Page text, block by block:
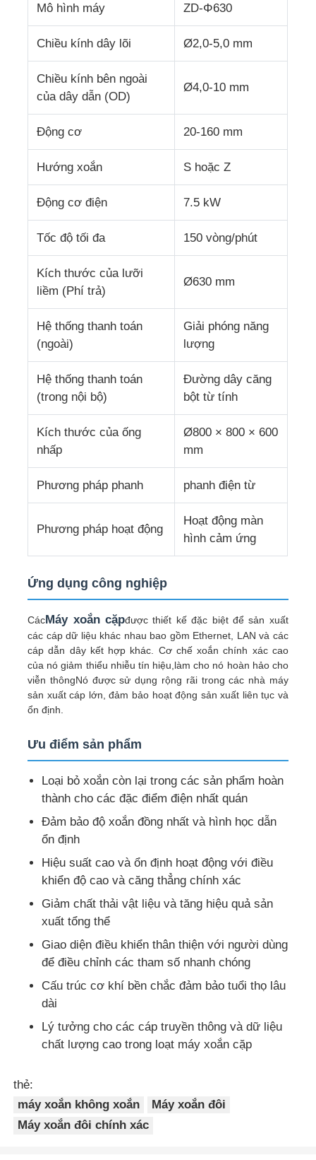
dây chuyền đùn dây
máy mắc dây
Máy kéo dây đai xoắn kép
Máy bọc thép
Máy đóng gói
máy bện cáp
Máy xoắn đôi
máy đặt dây
tua máy
Máy kéo ra
Máy đóng gói cáp
Máy cuộn dây cáp
máy đùn bóc vỏ
Mô hình máy ZD-Φ630
Chiều kính dây lõi Ø2,0-5,0 mm
Chiều kính bên ngoài
của dây dẫn (OD)
Ø4,0-10 mm
Động cơ 20-160 mm
Hướng xoắn S hoặc Z
Động cơ điện 7.5 kW
Tốc độ tối đa 150 vòng/phút
Kích thước của lưỡi
liềm (Phí trả)
Ø630 mm
Hệ thống thanh toán
(ngoài)
Giải phóng năng
lượng
Hệ thống thanh toán
(trong nội bộ)
Đường dây căng
bột từ tính
Kích thước của ống
nhấp
Ø800 × 800 × 600
mm
Phương pháp phanh phanh điện từ
Phương pháp hoạt động
Hoạt động màn
hình cảm ứng
Ứng dụng công nghiệp
CácMáy xoắn cặpđược thiết kế đặc biệt để sản xuất
các cáp dữ liệu khác nhau bao gồm Ethernet, LAN và các
cáp dẫn dây kết hợp khác. Cơ chế xoắn chính xác cao
của nó giảm thiểu nhiễu tín hiệu,làm cho nó hoàn hảo cho
viễn thôngNó được sử dụng rộng rãi trong các nhà máy
sản xuất cáp lớn, đảm bảo hoạt động sản xuất liên tục và
ổn định.
Ưu điểm sản phẩm
Loại bỏ xoắn còn lại trong các sản phẩm hoàn
thành cho các đặc điểm điện nhất quán
Đảm bảo độ xoắn đồng nhất và hình học dẫn
ổn định
Hiệu suất cao và ổn định hoạt động với điều
khiển độ cao và căng thẳng chính xác
Giảm chất thải vật liệu và tăng hiệu quả sản
xuất tổng thể
Giao diện điều khiển thân thiện với người dùng
để điều chỉnh các tham số nhanh chóng
Cấu trúc cơ khí bền chắc đảm bảo tuổi thọ lâu
dài
Lý tưởng cho các cáp truyền thông và dữ liệu
chất lượng cao trong loạt máy xoắn cặp
thẻ:
máy xoắn không xoắn
Máy xoắn đôi
Máy xoắn đôi chính xác